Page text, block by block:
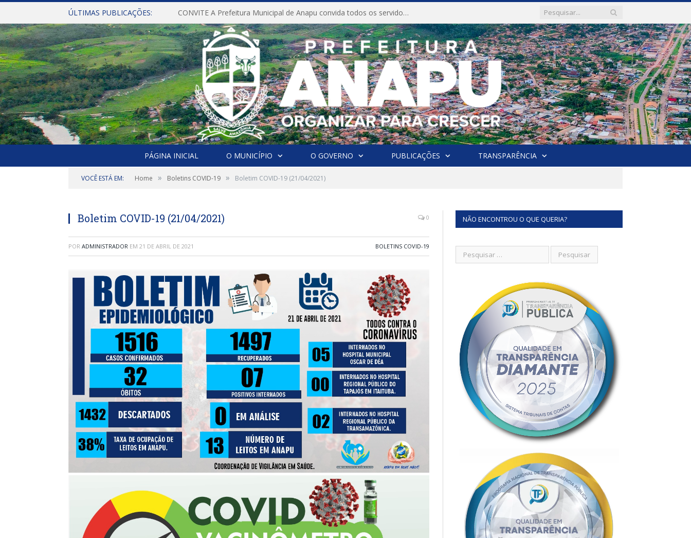
ÚLTIMAS PUBLICAÇÕES: CONVITE A Prefeitura Municipal de Anapu convida todos os servidores públicos municipais para participarem da Audiência Pública de discussão da Lei de Diretrizes Orçamentárias (LDO), importante instrumento de planejamento das ações e investimentos da Administração Pública para o próximo exercício financeiro.
PÁGINA INICIAL O MUNICÍPIO O GOVERNO PUBLICAÇÕES TRANSPARÊNCIA
VOCÊ ESTÁ EM: Home » Boletins COVID-19 » Boletim COVID-19 (21/04/2021)
Boletim COVID-19 (21/04/2021) 0
POR ADMINISTRADOR EM 21 DE ABRIL DE 2021 BOLETINS COVID-19
NÃO ENCONTROU O QUE QUERIA?